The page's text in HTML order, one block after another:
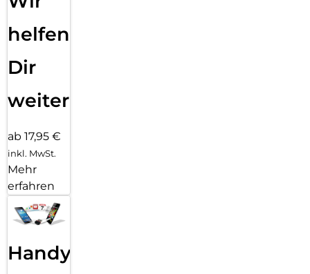
helfen
Dir
weiter
ab 17,95 €
inkl. MwSt.
Mehr
erfahren
Handy